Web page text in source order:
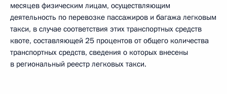
месяцев физическим лицам, осуществляющим
деятельность по перевозке пассажиров и багажа легковым
такси, в случае соответствия этих транспортных средств
квоте, составляющей 25 процентов от общего количества
транспортных средств, сведения о которых внесены
в региональный реестр легковых такси.